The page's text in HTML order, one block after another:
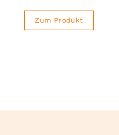
Zum Produkt